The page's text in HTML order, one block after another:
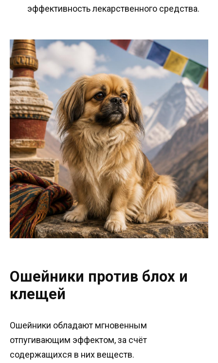
эффективность лекарственного средства.
Ошейники против блох и
клещей
Ошейники обладают мгновенным
отпугивающим эффектом, за счёт
содержащихся в них веществ.